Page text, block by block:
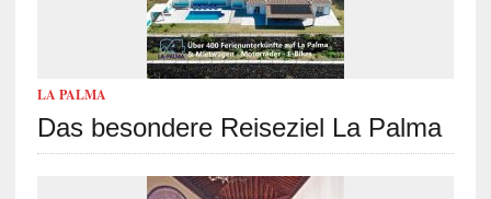
LA PALMA
Das besondere Reiseziel La Palma